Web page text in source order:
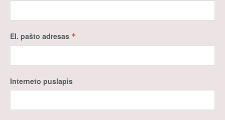
El. pašto adresas *
Interneto puslapis